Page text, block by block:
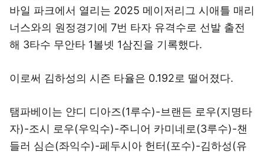
바일 파크에서 열리는 2025 메이저리그 시애틀 매리
너스와의 원정경기에 7번 타자 유격수로 선발 출전
해 3타수 무안타 1볼넷 1삼진을 기록했다.
이로써 김하성의 시즌 타율은 0.192로 떨어졌다.
탬파베이는 얀디 디아즈(1루수)-브랜든 로우(지명타
자)-조시 로우(우익수)-주니어 카미네로(3루수)-챈
들러 심슨(좌익수)-페두시아 헌터(포수)-김하성(유